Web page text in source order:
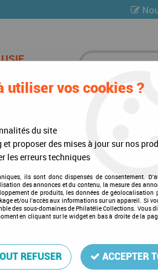
>Easy Noir (Z)>
Bandes Davo Easy Noir Z32
Soyez le premier à donner votre
DA41032
utiliser vos cookies ?
du site
proposer des mises à jour sur nos
les erreurs techniques
ils sont donc dispensés de consentement.
des annonces et du contenu, la mesure des
de produits, les données de géolocalisation
et/ou l'accès aux informations sur un appareil. Si
des sous-domaines de Philatélie Collections. Vous
en cliquant sur le widget en bas à droite de la
REFUSER ACCEPTER